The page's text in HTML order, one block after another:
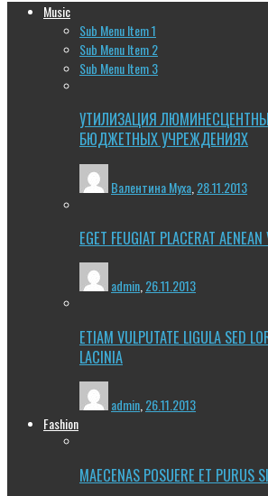
Music
Sub Menu Item 1
Sub Menu Item 2
Sub Menu Item 3
УТИЛИЗАЦИЯ
БЮДЖЕТНЫХ УЧРЕЖДЕНИЯХ
Валентина Муха 28.11.2013
EGET FEUGIAT PLACERAT
admin,26.11.2013
ETIAM VULPUTATE LIGULA SED
LACINIA
admin 26.11.2013
Fashion
MAECENAS POSUERE ET PURUS